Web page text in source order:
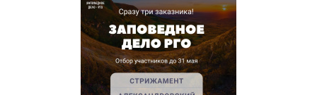
stavropol.jpg